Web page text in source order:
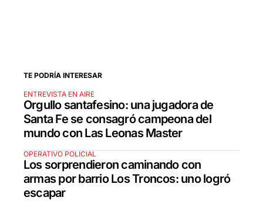
TE PODRÍA INTERESAR
ENTREVISTA EN AIRE
Orgullo santafesino: una jugadora de
Santa Fe se consagró campeona del
mundo con Las Leonas Master
OPERATIVO POLICIAL
Los sorprendieron caminando con
armas por barrio Los Troncos: uno logró
escapar